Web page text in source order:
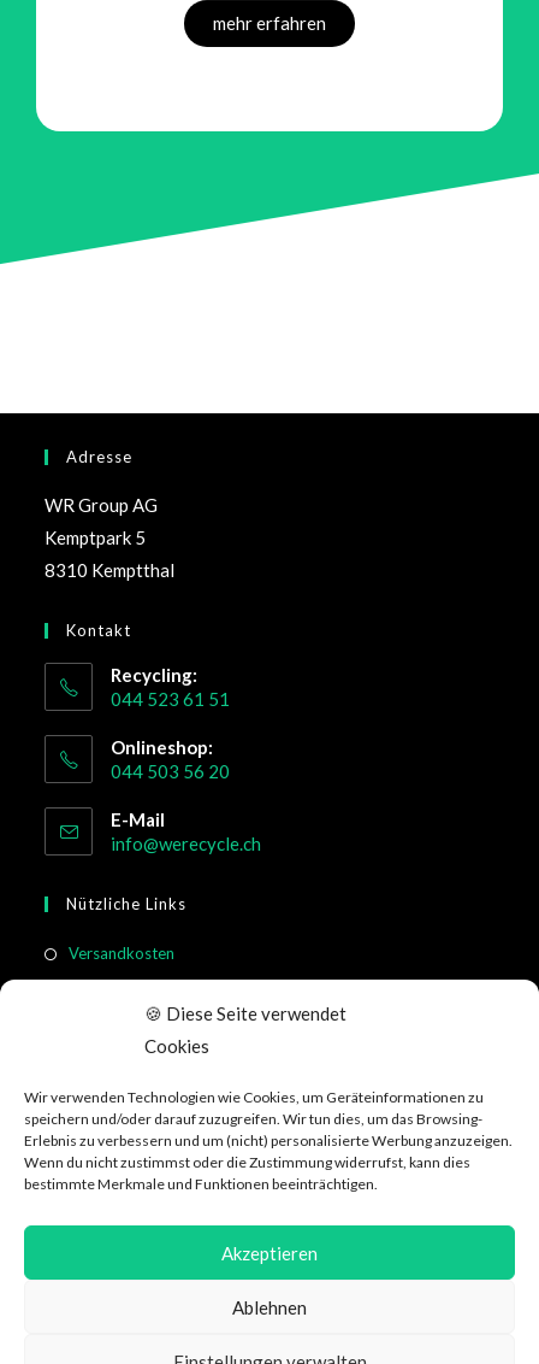
🍪 Diese Seite verwendet
Cookies
Wir verwenden Technologien wie Cookies, um Geräteinformationen zu
speichern und/oder darauf zuzugreifen. Wir tun dies, um das Browsing-
Erlebnis zu verbessern und um (nicht) personalisierte Werbung anzuzeigen.
Wenn du nicht zustimmst oder die Zustimmung widerrufst, kann dies
bestimmte Merkmale und Funktionen beeinträchtigen.
Akzeptieren
Ablehnen
mehr erfahren
Adresse
WR Group AG
Kemptpark 5
8310 Kemptthal
Kontakt
Recycling:
044 523 61 51
Onlineshop:
044 503 56 20
E-Mail
info@werecycle.ch
Nützliche Links
Versandkosten
Kundeninformation
Social Media
Datenschutzerklärung AGB Über WeRecycle